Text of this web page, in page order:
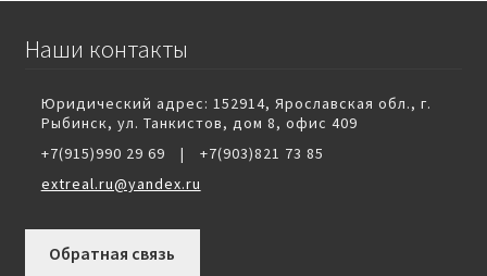
Наши контакты
Юридический адрес: 152914, Ярославская обл., г.
Рыбинск, ул. Танкистов, дом 8, офис 409
+7(915)990 29 69
|
+7(903)821 73 85
extreal.ru@yandex.ru
Обратная связь